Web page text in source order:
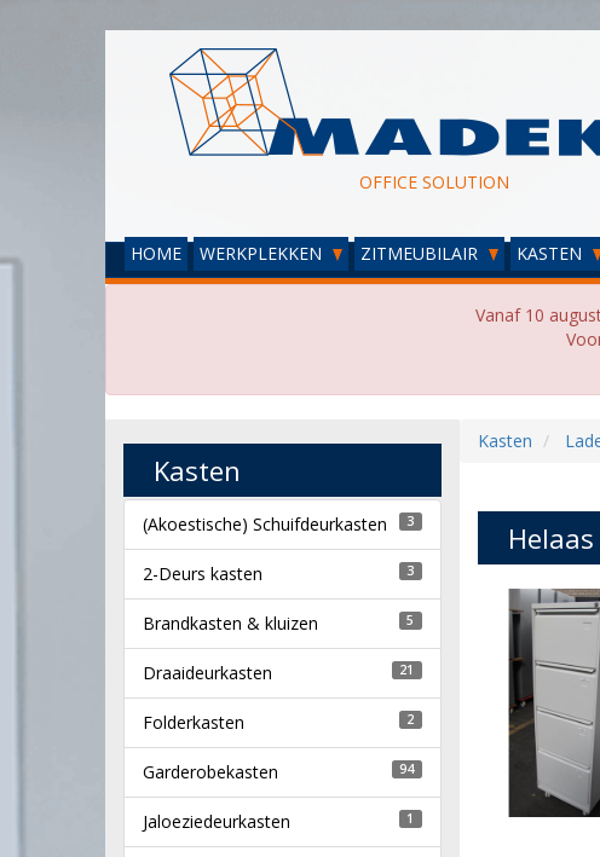
OFFICE SOLUTION
HOME WERKPLEKKEN ZITMEUBILAIR KASTEN
Vanaf 10
Kasten
Kasten
(Akoestische) Schuifdeurkasten 3
2-Deurs kasten 3
Brandkasten & kluizen 5
Draaideurkasten 21
Folderkasten 2
Garderobekasten 94
Jaloeziedeurkasten 1